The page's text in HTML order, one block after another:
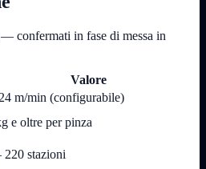
confermati in fase di messa in
Valore
m/min (configurabile)
e oltre per pinza
220 stazioni